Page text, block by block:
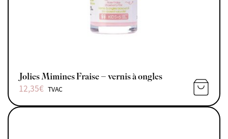
Jolies Mimines Fraise – vernis à ongles
12,35€ TVAC